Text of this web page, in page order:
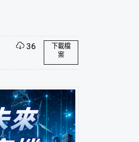
36
下載檔
案